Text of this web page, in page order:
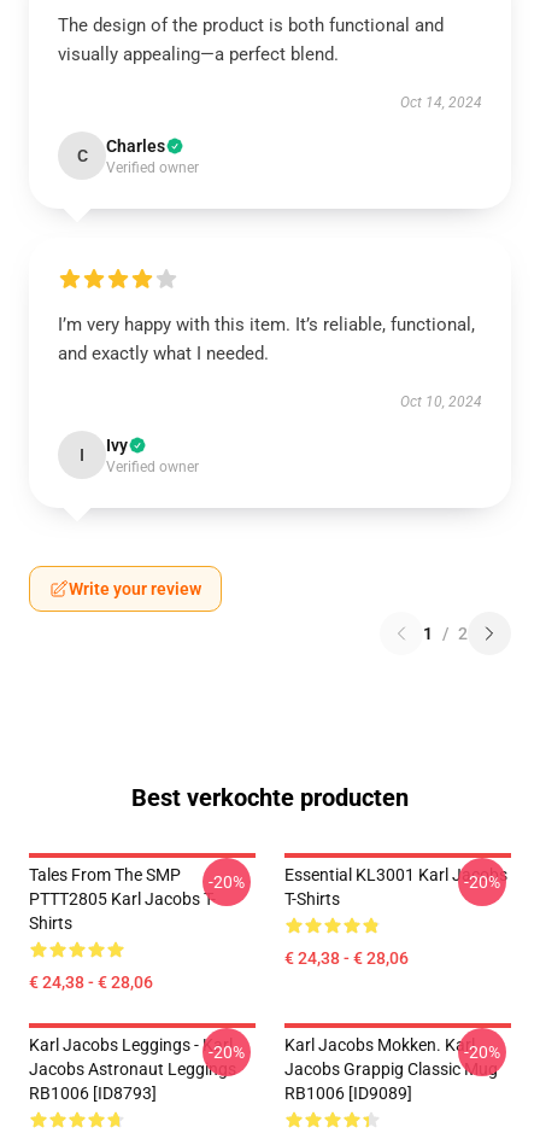
The design of the product is both functional and
visually appealing—a perfect blend.
Oct 14, 2024
C Charles
Verified owner
I’m very happy with this item. It’s reliable, functional,
and exactly what I needed.
Oct 10, 2024
I Ivy
Verified owner
Write your review
1 / 2
Best verkochte producten
Tales From The SMP
PTTT2805 Karl Jacobs T-
Shirts
€ 24,38 - € 28,06
-20%
Essential KL3001 Karl Jacobs
T-Shirts
€ 24,38 - € 28,06
-20%
Karl Jacobs Leggings - Karl
Jacobs Astronaut Leggings
RB1006 [ID8793]
-20%
Karl Jacobs Mokken. Karl
Jacobs Grappig Classic Mug
RB1006 [ID9089]
-20%